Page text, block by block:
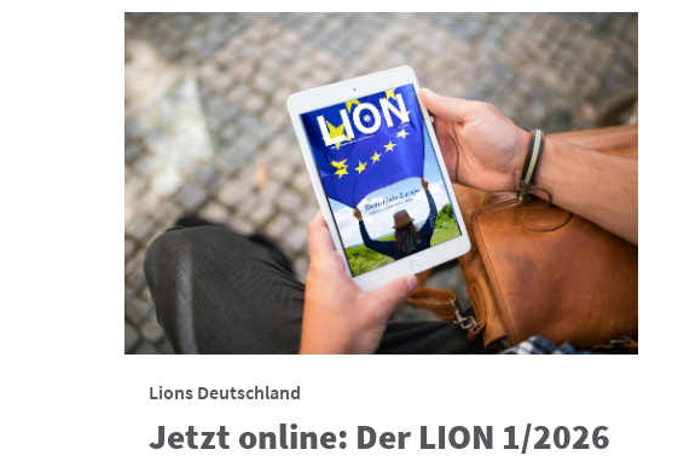
Lions Deutschland
Jetzt online: Der LION 1/2026